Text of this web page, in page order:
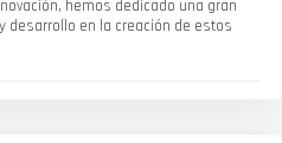
hemos dedicado una gran
desarrollo en la creación de estos